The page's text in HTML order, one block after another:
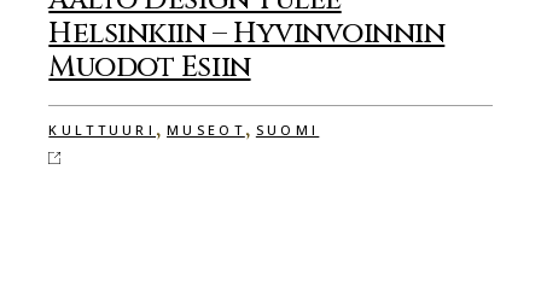
Helsinkiin – Hyvinvoinnin
Muodot Esiin
KULTTUURI ,MUSEOT , SUOMI